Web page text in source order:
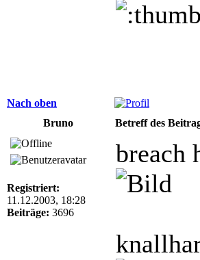
Nach oben
Bruno
Betreff des
Registriert:
11.12.2003, 18:28
Beiträge: 3696
breach